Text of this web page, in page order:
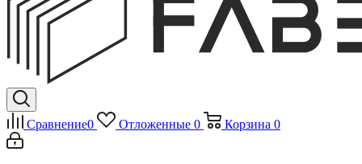
Сравнение0 Отложенные 0 Корзина 0